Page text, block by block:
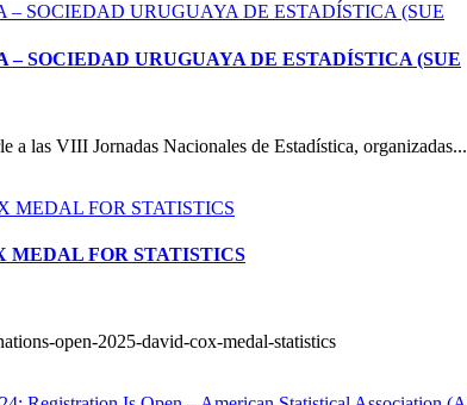
SOCIEDAD URUGUAYA DE ESTADÍSTICA (SUE
a las VIII Jornadas Nacionales de Estadística, organizadas...
MEDAL FOR STATISTICS
open-2025-david-cox-medal-statistics